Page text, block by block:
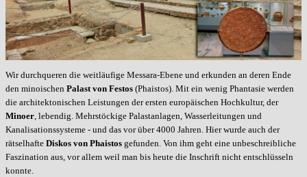
Wir durchqueren die weitläufige Messara-Ebene und erkunden an deren Ende
den minoischen Palast von Festos (Phaistos). Mit ein wenig Phantasie werden
die architektonischen Leistungen der ersten europäischen Hochkultur, der
Minoer, lebendig. Mehrstöckige Palastanlagen, Wasserleitungen und
Kanalisationssysteme - und das vor über 4000 Jahren. Hier wurde auch der
rätselhafte Diskos von Phaistos gefunden. Von ihm geht eine unbeschreibliche
Faszination aus, vor allem weil man bis heute die Inschrift nicht entschlüsseln
konnte.